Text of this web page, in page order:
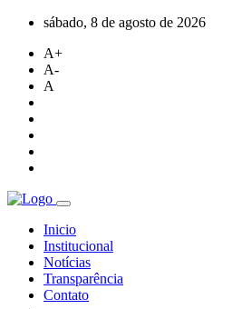
sábado, 8 de agosto de 2026
A+
A-
A
Inicio
Institucional
Notícias
Transparência
Contato